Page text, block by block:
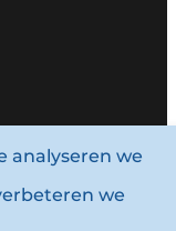
analyseren we
we